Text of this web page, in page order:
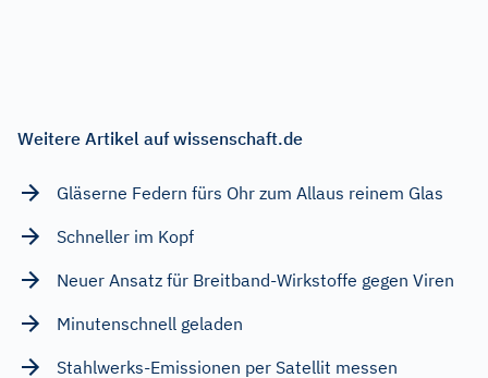
Weitere Artikel auf wissenschaft.de
Gläserne Federn fürs Ohr zum Allaus reinem Glas
Schneller im Kopf
Neuer Ansatz für Breitband-Wirkstoffe gegen Viren
Minutenschnell geladen
Stahlwerks-Emissionen per Satellit messen